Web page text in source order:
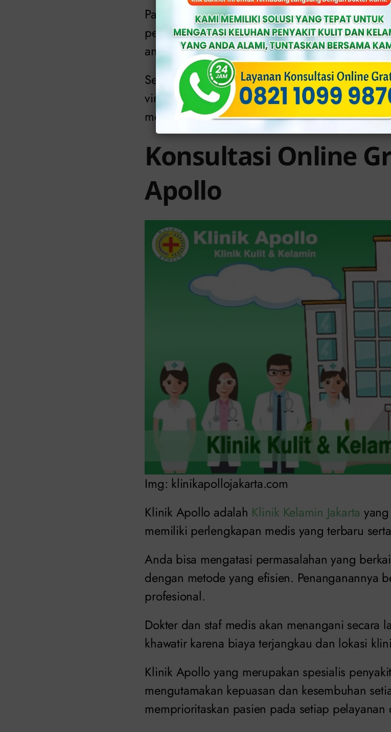
Pasca melakukan wawancara medis, dokter
pembengkakan testis atau pembengkakan
anak.
Sementara untuk pengobatannya, karena
virus, dokter akan memberikan obat antivirus
membaik.
Konsultasi Online
Apollo
Img: klinikapollojakarta.com
Klinik Apollo adalah Klinik Kelamin Jakarta
memiliki perlengkapan medis yang terbaru
Anda bisa mengatasi permasalahan yang
dengan metode yang efisien. Penanganannya
profesional.
Dokter dan staf medis akan menangani secara
khawatir karena biaya terjangkau dan lokasi
Klinik Apollo yang merupakan spesialis
mengutamakan kepuasan dan kesembuhan
memprioritaskan pasien pada setiap